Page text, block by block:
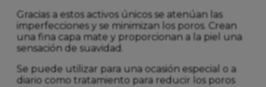
Gracias a estos activos únicos se atenúan las
imperfecciones y se minimizan los poros. Crean
una fina capa mate y proporcionan a la piel una
sensación de suavidad.
Se puede utilizar para una ocasión especial o a
diario como tratamiento para reducir los poros